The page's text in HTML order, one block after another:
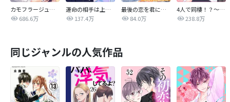
カモフラージュ夫婦
686.6万
運命の相手は上司だった
137.4万
最後の恋を君に捧ぐ～余命1年の御曹司～
84.0万
4人で同棲！？～逆ハーレムハウスへようこそ♥～【改訂版】
238.8万
同じジャンルの人気作品